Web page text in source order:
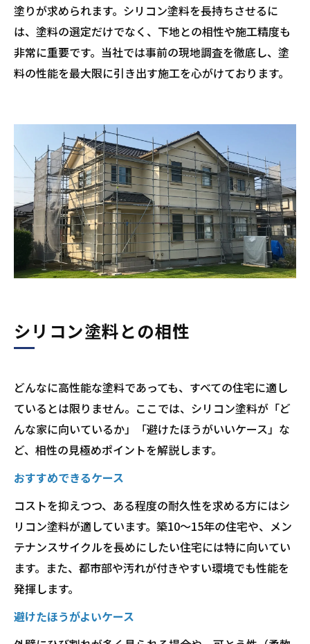
塗りが求められます。シリコン塗料を長持ちさせるに
は、塗料の選定だけでなく、下地との相性や施工精度も
非常に重要です。当社では事前の現地調査を徹底し、塗
料の性能を最大限に引き出す施工を心がけております。
シリコン塗料との相性
どんなに高性能な塗料であっても、すべての住宅に適し
ているとは限りません。ここでは、シリコン塗料が「ど
んな家に向いているか」「避けたほうがいいケース」な
ど、相性の見極めポイントを解説します。
おすすめできるケース
コストを抑えつつ、ある程度の耐久性を求める方にはシ
リコン塗料が適しています。築10〜15年の住宅や、メン
テナンスサイクルを長めにしたい住宅には特に向いてい
ます。また、都市部や汚れが付きやすい環境でも性能を
発揮します。
避けたほうがよいケース